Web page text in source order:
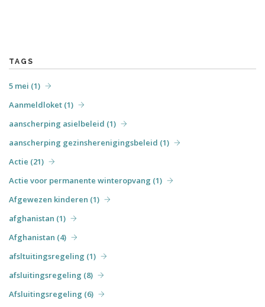
TAGS
5 mei (1)
Aanmeldloket (1)
aanscherping asielbeleid (1)
aanscherping gezinsherenigingsbeleid (1)
Actie (21)
Actie voor permanente winteropvang (1)
Afgewezen kinderen (1)
afghanistan (1)
Afghanistan (4)
afsltuitingsregeling (1)
afsluitingsregeling (8)
Afsluitingsregeling (6)